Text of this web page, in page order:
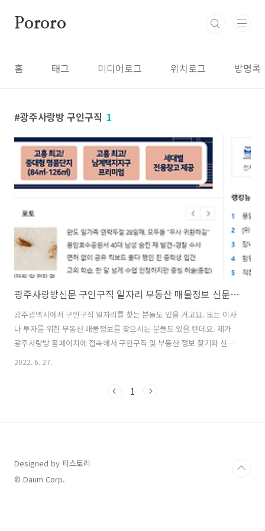
Pororo
홈 태그 미디어로그 위치로그 방명록
광주사랑방 구인구직 1
광주사랑방신문 구인구직 일자리 부동산 매물정보 신문보기
광주광역시에서 구인구직 일자리를 찾는 분들도 있을 거고요. 또는 이사
나 투자를 위한 부동산 매물정보를 찾으시는 분들도 있을 텐데요. 제가
광주사랑방 홈페이지에 접속해서 구인구직 및 부동산 정보 찾기와 신문
그대로 보기 사용방법을 자세하게 설명드리도록 하겠습니다. 벼룩시장
사용방법 벼룩시장 종이신문 보기 벼룩시장 사이트를 이용하면 각 지역
2022. 6. 27.
1
Designed by 티스토리
© Daum Corp.